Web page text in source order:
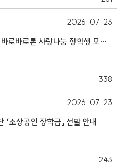
사랑의열매 2026년 상반기 바로바로론 사랑나눔 장학생 모집 안내
338
2026-07-23
소상공인 장학금」 선발 안내
243
2026-07-23